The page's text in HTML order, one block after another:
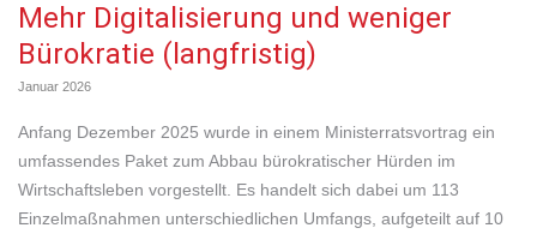
Mehr Digitalisierung und weniger
Bürokratie (langfristig)
Januar 2026
Anfang Dezember 2025 wurde in einem Ministerratsvortrag ein
umfassendes Paket zum Abbau bürokratischer Hürden im
Wirtschaftsleben vorgestellt. Es handelt sich dabei um 113
Einzelmaßnahmen unterschiedlichen Umfangs, aufgeteilt auf 10